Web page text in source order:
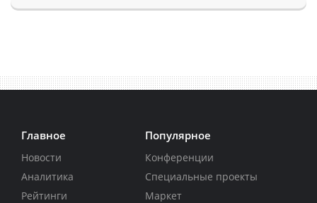
Главное
Новости
Аналитика
Рейтинги
Популярное
Конференции
Специальные проекты
Маркет